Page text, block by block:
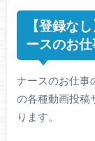
【登録な
ースのお
ナースのお仕事
の各種動画投稿
ります。